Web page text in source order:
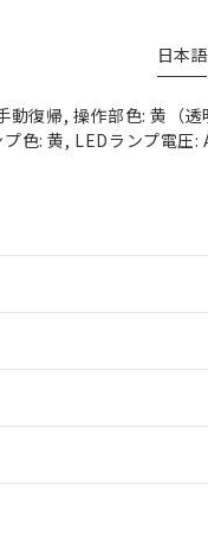
日本語
復帰, 操作部色: 黄（
色: 黄, LEDランプ電